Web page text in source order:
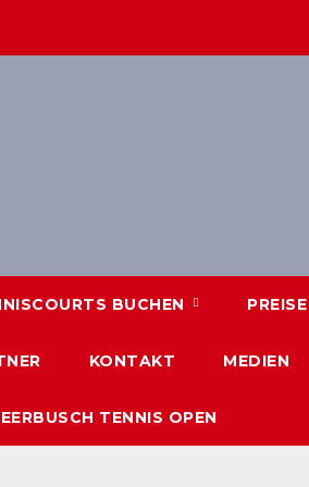
BUCHEN PREISE
KONTAKT MEDIEN
TENNIS OPEN